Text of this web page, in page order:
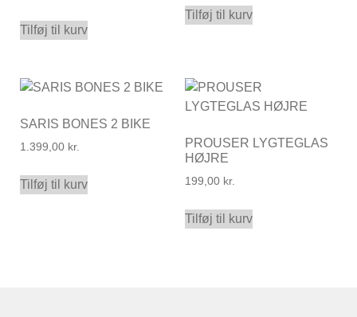
Tilføj til kurv
Tilføj til kurv
SARIS BONES 2 BIKE
1.399,00 kr.
Tilføj til kurv
PROUSER LYGTEGLAS
HØJRE
199,00 kr.
Tilføj til kurv